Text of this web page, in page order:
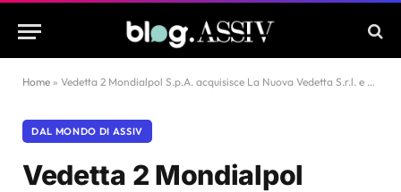
Home » Vedetta 2 Mondialpol S.p.A. acquisisce La Nuova Vedetta S.r.l. e consolida la propria leadership in Sardegna
DAL MONDO DI ASSIV
Vedetta 2 Mondialpol